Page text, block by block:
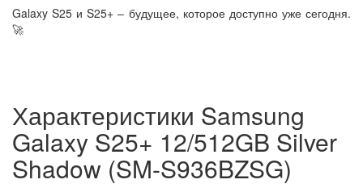
Galaxy S25 и S25+ – будущее, которое доступно уже сегодня.
🚀
Характеристики Samsung
Galaxy S25+ 12/512GB Silver
Shadow (SM-S936BZSG)